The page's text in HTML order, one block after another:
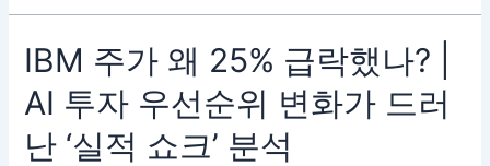
자
금
흐
름
변
화
IBM 주가 왜 25% 급락했나? |
AI 투자 우선순위 변화가 드러
난 ‘실적 쇼크’ 분석
IBM
주
가
25%